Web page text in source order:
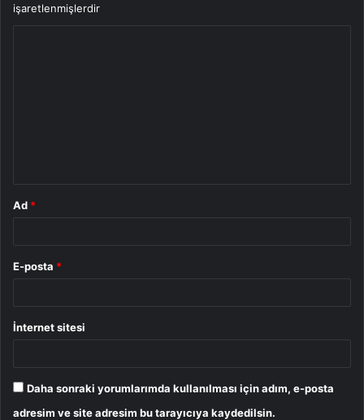
işaretlenmişlerdir
Ad *
E-posta *
İnternet sitesi
Daha sonraki yorumlarımda kullanılması için adım, e-posta
adresim ve site adresim bu tarayıcıya kaydedilsin.